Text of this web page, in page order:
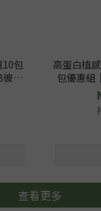
包
蛋
高蛋白植
包優惠組
查看更多